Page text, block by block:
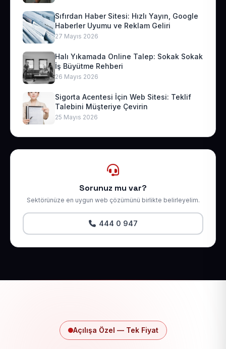
Sıfırdan Haber Sitesi: Hızlı Yayın, Google
Haberler Uyumu ve Reklam Geliri
27 Mayıs 2026
Halı Yıkamada Online Talep: Sokak Sokak
İş Büyütme Rehberi
26 Mayıs 2026
Sigorta Acentesi İçin Web Sitesi: Teklif
Talebini Müşteriye Çevirin
25 Mayıs 2026
Sorunuz mu var?
Sektörünüze en uygun web çözümünü birlikte belirleyelim.
444 0 947
Açılışa Özel — Tek Fiyat